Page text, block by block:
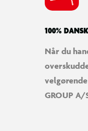
100%
Når du
GROUP A/